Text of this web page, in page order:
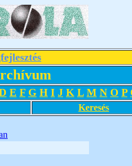
E F G H I J K L M N O P
Keresés